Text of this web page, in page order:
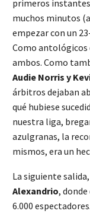
primeros
muchos minutos
empezar con un
Como antológicos
ambos. Como
Audie Norris y
árbitros dejaban
qué hubiese
nuestra liga,
azulgranas, la
mismos, era un
La siguiente
Alexandrio,
6.000